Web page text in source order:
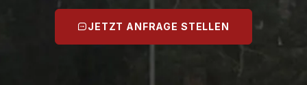
JETZT ANFRAGE STELLEN